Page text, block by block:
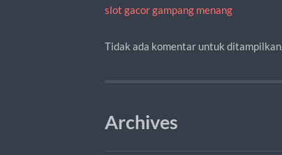
slot gacor gampang menang
Tidak ada komentar untuk ditampilkan.
Archives